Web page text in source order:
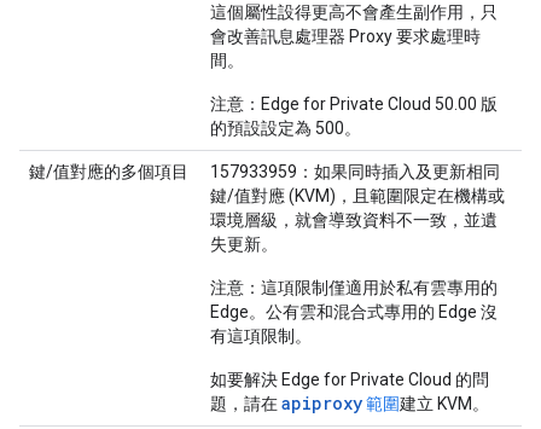
這個屬性設得更高不會產生副作用，只
會改善訊息處理器 Proxy 要求處理時
間。
注意： Edge for Private Cloud 50.00 版
的預設設定為 500。
鍵/值對應的多個項目
157933959：如果同時插入及更新相同
鍵/值對應 (KVM)，且範圍限定在機構或
環境層級，就會導致資料不一致，並遺
失更新。
注意： 這項限制僅適用於私有雲專用的
Edge。公有雲和混合式專用的 Edge 沒
有這項限制。
如要解決 Edge for Private Cloud 的問
題，請在apiproxy範圍建立 KVM。